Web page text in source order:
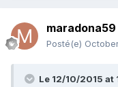
maradona59
Posté(e)
Le 12/10/2015 at